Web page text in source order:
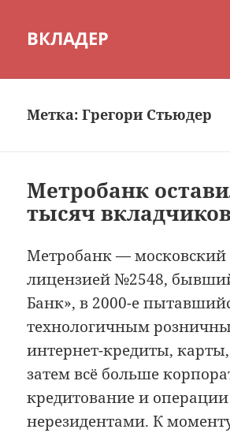
ВКЛАДЕР
Метка:Грегори Стьюдер
Метробанк
тысяч вкладчиков
Метробанк — московский
лицензией №2548,
Банк», в 2000-е
технологичным
интернет-кредиты,
затем всё больше
кредитование и операции
нерезидентами. К